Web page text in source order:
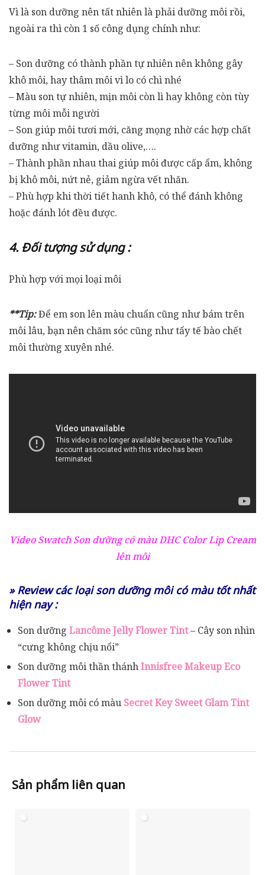
Vì là son dưỡng nên tất nhiên là phải dưỡng môi rồi,
ngoài ra thì còn 1 số công dụng chính như:
– Son dưỡng có thành phần tự nhiên nên không gây
khô môi, hay thâm môi vì lo có chì nhé
– Màu son tự nhiên, mịn môi còn lì hay không còn tùy
từng môi mỗi người
– Son giúp môi tươi mới, căng mọng nhờ các hợp chất
dưỡng như vitamin, dầu olive,….
– Thành phần nhau thai giúp môi được cấp ẩm, không
bị khô môi, nứt nẻ, giảm ngừa vết nhăn.
– Phù hợp khi thời tiết hanh khô, có thể đánh không
hoặc đánh lót đều được.
4. Đối tượng sử dụng :
Phù hợp với mọi loại môi
**Tip:Để em son lên màu chuẩn cũng như bám trên
môi lâu, bạn nên chăm sóc cũng như tẩy tế bào chết
môi thường xuyên nhé.
Video Swatch Son dưỡng có màu DHC Color Lip Cream
lên môi
» Review các loại son dưỡng môi có màu tốt nhất
hiện nay :
Son dưỡng Lancôme Jelly Flower Tint– Cây son nhìn
“cưng không chịu nổi”
Son dưỡng môi thần thánhInnisfree Makeup Eco
Flower Tint
Son dưỡng môi có màu Secret Key Sweet Glam Tint
Glow
Sản phẩm liên quan